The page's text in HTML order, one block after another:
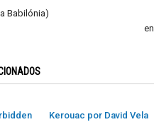
Babilónia)
Kerouac por David Vela